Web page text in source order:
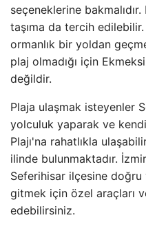
seçeneklerine
taşıma da tercih
ormanlık bir yoldan
plaj olmadığı için
değildir.
Plaja ulaşmak isteyenler
yolculuk yaparak ve
Plajı'na rahatlıkla
ilinde bulunmaktadır.
Seferihisar ilçesine
gitmek için özel araçları
edebilirsiniz.